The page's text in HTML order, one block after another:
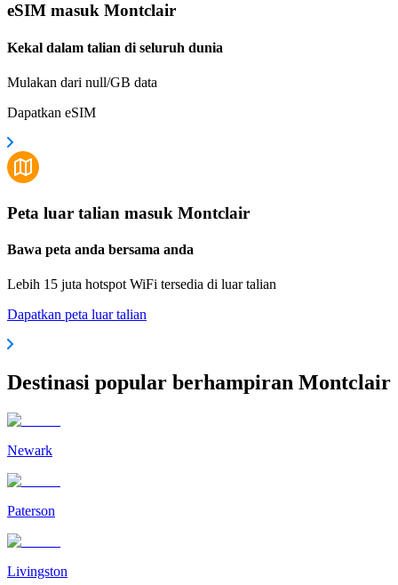
eSIM masuk Montclair
Kekal dalam talian di seluruh dunia
Mulakan dari null/GB data
Dapatkan eSIM
Peta luar talian masuk Montclair
Bawa peta anda bersama anda
Lebih 15 juta hotspot WiFi tersedia di luar talian
Dapatkan peta luar talian
Destinasi popular berhampiran Montclair
Newark
Paterson
Livingston